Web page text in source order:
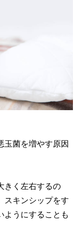
玉菌を増やす原因
きく左右するの
スキンシップをす
ようにすることも